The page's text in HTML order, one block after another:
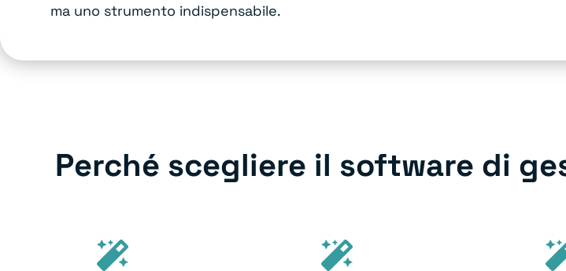
ma uno strumento indispensabile.
Perché scegliere il software di